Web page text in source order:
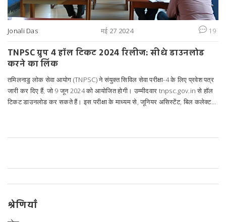
Jonali Das मई 27 2024 19
TNPSC ग्रुप 4 हॉल टिकट 2024 रिलीज: सीधे डाउनलोड
करने का लिंक
तमिलनाडु लोक सेवा आयोग (TNPSC) ने संयुक्त सिविल सेवा परीक्षा-4 के लिए प्रवेश पत्र
जारी कर दिए हैं, जो 9 जून 2024 को आयोजित होगी। उम्मीदवार tnpsc.gov.in से हॉल
टिकट डाउनलोड कर सकते हैं। इस परीक्षा के माध्यम से, जूनियर असिस्टेंट, बिल कलेक्टर,
श्रेणियाँ